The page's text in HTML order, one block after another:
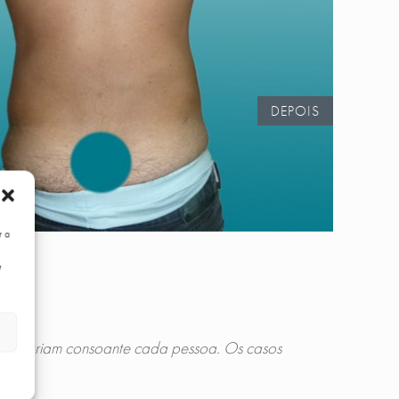
a
DEPOIS
variam consoante cada pessoa. Os casos